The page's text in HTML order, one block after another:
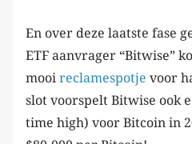
En over deze laatste fase
ETF aanvrager “Bitwise”
mooi reclamespotje voor
slot voorspelt Bitwise ook
time high) voor Bitcoin in